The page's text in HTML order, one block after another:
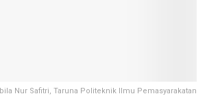
Nur Safitri, Taruna Politeknik Ilmu Pemasyarakatan